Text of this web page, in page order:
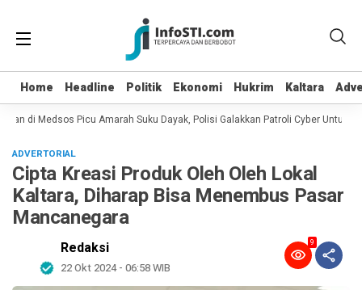
Home Headline Politik Ekonomi Hukrim Kaltara
Home Headline Politik Ekonomi Hukrim Kaltara
di Medsos Picu Amarah Suku Dayak, Polisi Galakkan Patroli Cyber Untuk
ADVERTORIAL
Cipta Kreasi Produk Oleh Oleh Lokal
Kaltara, Diharap Bisa Menembus Pasar
Mancanegara
Redaksi
22 Okt 2024 - 06:58 WIB
9